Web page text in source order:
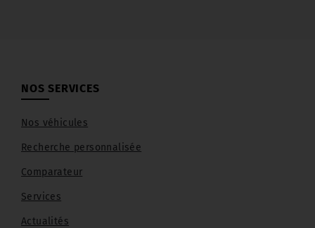
NOS SERVICES
Nos véhicules
Recherche personnalisée
Comparateur
Services
Actualités